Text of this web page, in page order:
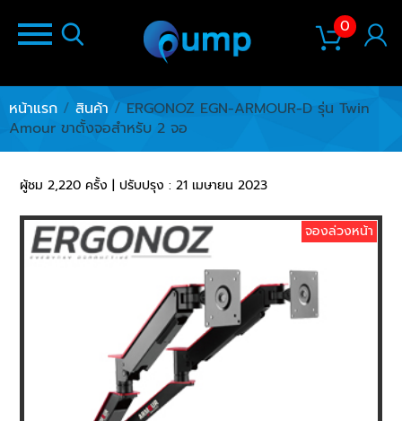
0
หน้าแรก / สินค้า / ERGONOZ EGN-ARMOUR-D รุ่น Twin
Amour ขาตั้งจอสำหรับ 2 จอ
ผู้ชม 2,220 ครั้ง | ปรับปรุง : 21 เมษายน 2023
จองล่วงหน้า